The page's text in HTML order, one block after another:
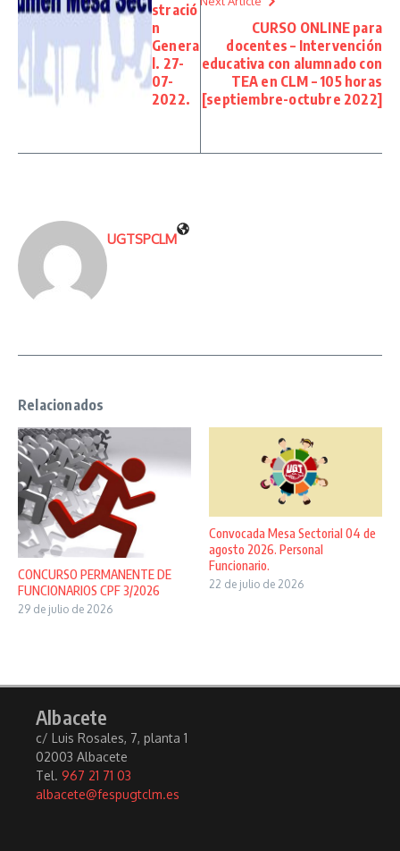
stració
n
Genera
l. 27-
07-
2022.
CURSO ONLINE para
docentes – Intervención
educativa con alumnado con
TEA en CLM – 105 horas
[septiembre-octubre 2022]
UGTSPCLM
Relacionados
CONCURSO PERMANENTE DE
FUNCIONARIOS CPF 3/2026
29 de julio de 2026
Convocada Mesa Sectorial 04 de
agosto 2026. Personal
Funcionario.
22 de julio de 2026
Albacete
c/ Luis Rosales, 7, planta 1
02003 Albacete
Tel. 967 21 71 03
albacete@fespugtclm.es